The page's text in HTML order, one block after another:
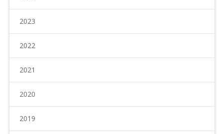
2023
2022
2021
2020
2019